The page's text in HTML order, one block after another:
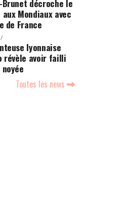
décroche le
Mondiaux avec
de France
lyonnaise
révèle avoir failli
Toutes les news